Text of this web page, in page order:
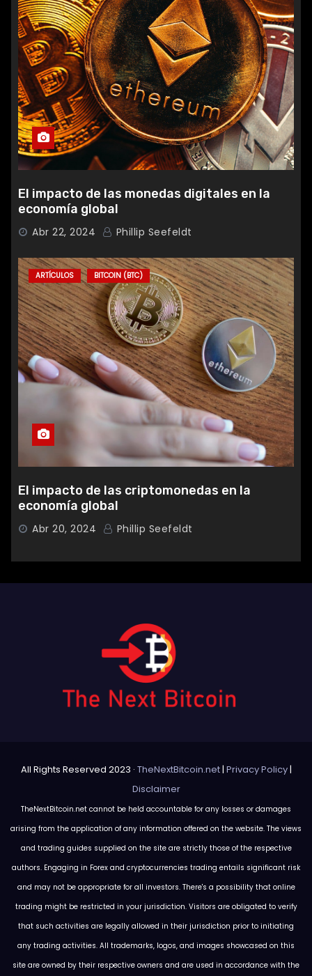
El impacto de las monedas digitales en la
economía global
Abr 22, 2024 Phillip Seefeldt
ARTÍCULOS BITCOIN (BTC)
El impacto de las criptomonedas en la
economía global
Abr 20, 2024 Phillip Seefeldt
All Rights Reserved 2023 · TheNextBitcoin.net| Privacy Policy|
Disclaimer
TheNextBitcoin.net cannot be held accountable for any losses or damages
arising from the application of any information offered on the website. The views
and trading guides supplied on the site are strictly those of the respective
authors. Engaging in Forex and cryptocurrencies trading entails significant risk
and may not be appropriate for all investors. There's a possibility that online
trading might be restricted in your jurisdiction. Visitors are obligated to verify
that such activities are legally allowed in their jurisdiction prior to initiating
any trading activities. All trademarks, logos, and images showcased on this
site are owned by their respective owners and are used in accordance with the